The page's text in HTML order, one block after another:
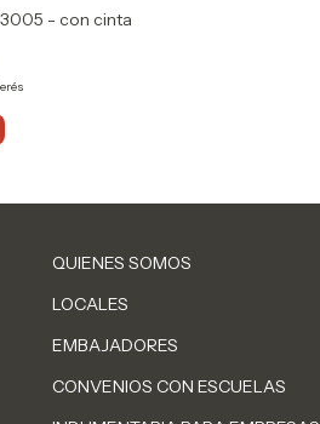
- con cinta
QUIENES SOMOS
LOCALES
EMBAJADORES
CONVENIOS CON ESCUELAS